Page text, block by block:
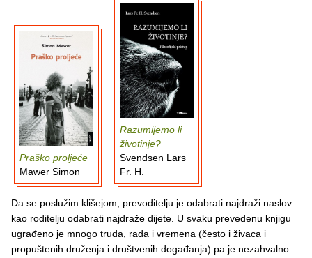
Praško proljeće
Mawer Simon
Razumijemo li
životinje?
Svendsen Lars
Fr. H.
Da se poslužim klišejom, prevoditelju je odabrati najdraži naslov
kao roditelju odabrati najdraže dijete. U svaku prevedenu knjigu
ugrađeno je mnogo truda, rada i vremena (često i živaca i
propuštenih druženja i društvenih događanja) pa je nezahvalno